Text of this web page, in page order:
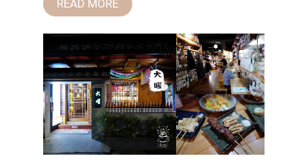
READ MORE